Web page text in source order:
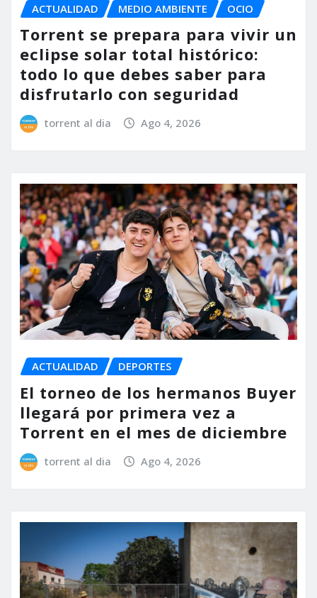
ACTUALIDAD MEDIO AMBIENTE OCIO
Torrent se prepara para vivir un
eclipse solar total histórico:
todo lo que debes saber para
disfrutarlo con seguridad
torrent al dia Ago 4, 2026
ACTUALIDAD DEPORTES
El torneo de los hermanos Buyer
llegará por primera vez a
Torrent en el mes de diciembre
torrent al dia Ago 4, 2026